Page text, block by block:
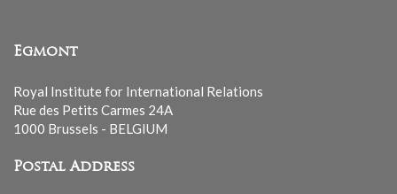
Egmont
Royal Institute for International Relations
Rue des Petits Carmes 24A
1000 Brussels - BELGIUM
Postal Address